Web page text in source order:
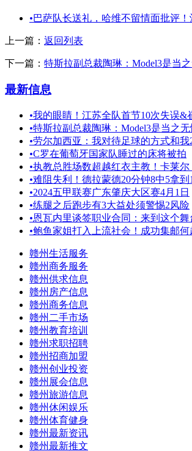
•巴萨队长送礼，哈维不留情面批评！
上一篇： 返回列表
下一篇： 特斯拉副总裁陶琳：Model3是当
最新信息
•我的眼睛！江苏全队首节10次失误&
•特斯拉副总裁陶琳：Model3是当之无
•劳尔加西亚：我对待足球的方式和我
•️C罗在葡萄牙国家队睡过的床将被拍
•执教总胜场数超越红衣主教！卡莱尔
•难阻失利！德拉蒙德20分钟8中5拿到
•2024五甲联赛广东肇庆大区赛4月1日
•练腿之后跑步有3大益处须警惕2风险
•恩瓦内里谈签职业合同：来到这个舞
•鲍鱼家姐打入上流社会！成功集邮何
赣州生活服务
赣州商务服务
赣州供求信息
赣州房产信息
赣州商务信息
赣州二手市场
赣州教育培训
赣州求职招聘
赣州招商加盟
赣州创业投资
赣州展会信息
赣州旅游信息
赣州休闲娱乐
赣州体育健身
赣州最新资讯
赣州最新推文